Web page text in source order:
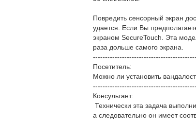
Повредить сенсорный экран
удается. Если Вы
экраном SecureTouch. Эта
раза дольше самого экрана.
Посетитель:
Можно ли установить
Консультант:
Технически эта задача
а следовательно он имеет